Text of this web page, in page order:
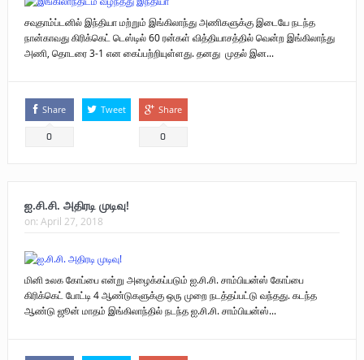
சவுதாம்ப்டனில் இந்தியா மற்றும் இங்கிலாந்து அணிகளுக்கு இடையே நடந்த
நான்காவது கிரிக்கெட் டெஸ்டில் 60 ரன்கள் வித்தியாசத்தில் வென்ற இங்கிலாந்து
அணி, தொடரை 3-1 என கைப்பற்றியுள்ளது. தனது முதல் இன...
Share
0
Tweet Share
0
ஐ.சி.சி. அதிரடி முடிவு!
on: April 27, 2018
மினி உலக கோப்பை என்று அழைக்கப்படும் ஐ.சி.சி. சாம்பியன்ஸ் கோப்பை
கிரிக்கெட் போட்டி 4 ஆண்டுகளுக்கு ஒரு முறை நடத்தப்பட்டு வந்தது. கடந்த
ஆண்டு ஜூன் மாதம் இங்கிலாந்தில் நடந்த ஐ.சி.சி. சாம்பியன்ஸ்...